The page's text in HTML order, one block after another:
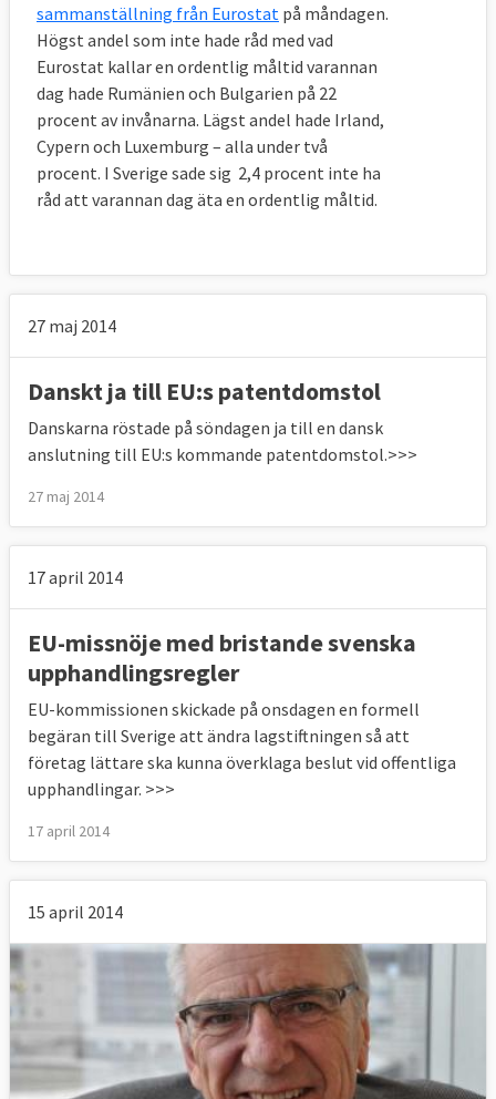
sammanställning från Eurostat på måndagen.
Högst andel som inte hade råd med vad
Eurostat kallar en ordentlig måltid varannan
dag hade Rumänien och Bulgarien på 22
procent av invånarna. Lägst andel hade Irland,
Cypern och Luxemburg – alla under två
procent. I Sverige sade sig 2,4 procent inte ha
råd att varannan dag äta en ordentlig måltid.
27 maj 2014
Danskt ja till EU:s patentdomstol
Danskarna röstade på söndagen ja till en dansk
anslutning till EU:s kommande patentdomstol.>>>
27 maj 2014
17 april 2014
EU-missnöje med bristande svenska
upphandlingsregler
EU-kommissionen skickade på onsdagen en formell
begäran till Sverige att ändra lagstiftningen så att
företag lättare ska kunna överklaga beslut vid offentliga
upphandlingar. >>>
17 april 2014
15 april 2014